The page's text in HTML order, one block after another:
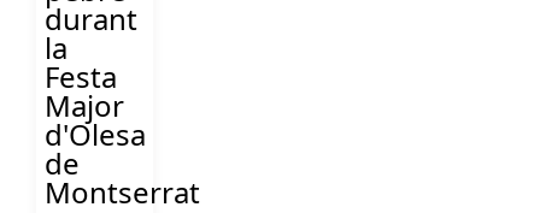
durant
la
Festa
Major
d'Olesa
de
Montserrat